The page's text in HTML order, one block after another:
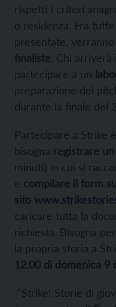
rispetti i criteri
o residenza. Fra
presentate,
finaliste. Chi
partecipare a un
preparazione del
durante la finale del
Partecipare a Strike
bisogna registrare
minuti) in cui si
e compilare il form
sito
caricare tutta la
richiesta. Bisogna
la propria storia a
12.00 di domenica 9
“Strike! Storie di